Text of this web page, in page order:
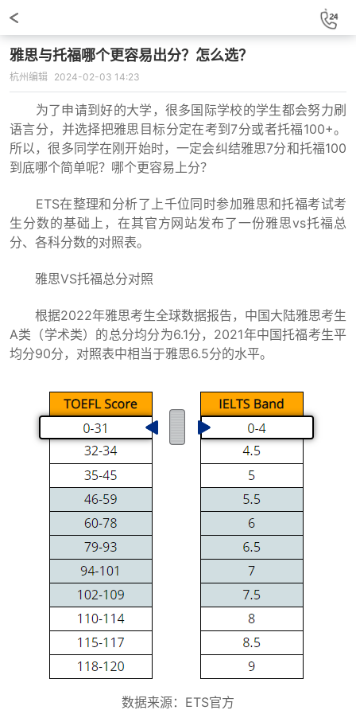
雅思与托福哪个更容易出分？怎么选？
杭州编辑 2024-02-03 14:23
为了申请到好的大学，很多国际学校的学生都会努力刷
语言分，并选择把雅思目标分定在考到7分或者托福100+。
所以，很多同学在刚开始时，一定会纠结雅思7分和托福100
到底哪个简单呢？哪个更容易上分？
ETS在整理和分析了上千位同时参加雅思和托福考试考
生分数的基础上，在其官方网站发布了一份雅思vs托福总
分、各科分数的对照表。
雅思VS托福总分对照
根据2022年雅思考生全球数据报告，中国大陆雅思考生
A类（学术类）的总分均分为6.1分，2021年中国托福考生平
均分90分，对照表中相当于雅思6.5分的水平。
数据来源：ETS官方